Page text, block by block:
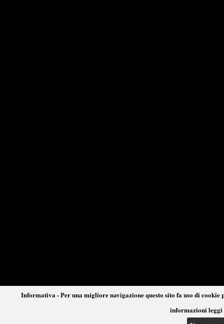
Informativa - Per una migliore navigazione questo sito fa uso di
informazioni leggi